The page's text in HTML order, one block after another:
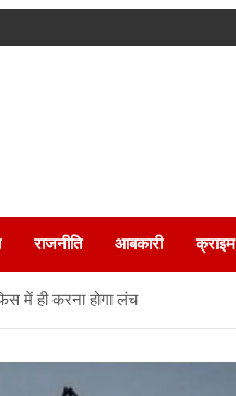
राजनीति आबकारी क्राइम
में ही करना होगा लंच